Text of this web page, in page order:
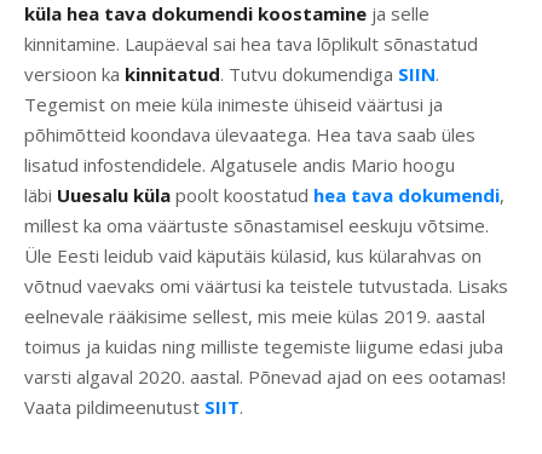
küla hea tava dokumendi koostamine ja selle
kinnitamine. Laupäeval sai hea tava lõplikult sõnastatud
versioon ka kinnitatud. Tutvu dokumendiga SIIN.
Tegemist on meie küla inimeste ühiseid väärtusi ja
põhimõtteid koondava ülevaatega. Hea tava saab üles
lisatud infostendidele. Algatusele andis Mario hoogu
läbi Uuesalu küla poolt koostatud hea tava dokumendi,
millest ka oma väärtuste sõnastamisel eeskuju võtsime.
Üle Eesti leidub vaid käputäis külasid, kus külarahvas on
võtnud vaevaks omi väärtusi ka teistele tutvustada. Lisaks
eelnevale rääkisime sellest, mis meie külas 2019. aastal
toimus ja kuidas ning milliste tegemiste liigume edasi juba
varsti algaval 2020. aastal. Põnevad ajad on ees ootamas!
Vaata pildimeenutust SIIT.